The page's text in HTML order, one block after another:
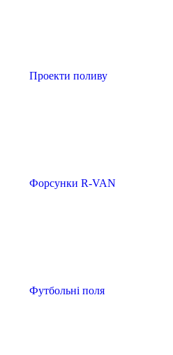
Проекти поливу
Форсунки R-VAN
Футбольні поля